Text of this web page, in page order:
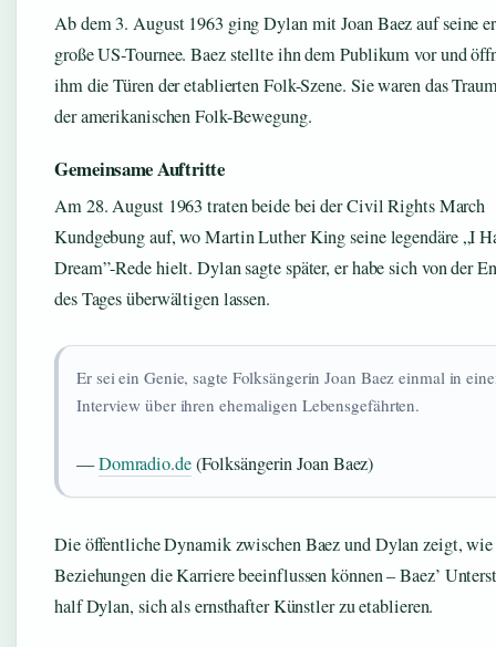
Ab dem 3. August 1963 ging Dylan mit Joan Baez auf seine
große US-Tournee. Baez stellte ihn dem Publikum vor und
ihm die Türen der etablierten Folk-Szene. Sie waren das
der amerikanischen Folk-Bewegung.
Gemeinsame Auftritte
Am 28. August 1963 traten beide bei der Civil Rights March
Kundgebung auf, wo Martin Luther King seine legendäre „I
Dream”-Rede hielt. Dylan sagte später, er habe sich von der
des Tages überwältigen lassen.
Er sei ein Genie, sagte Folksängerin Joan Baez einmal in
Interview über ihren ehemaligen Lebensgefährten.
—Domradio.de(Folksängerin Joan Baez)
Die öffentliche Dynamik zwischen Baez und Dylan zeigt, wie
Beziehungen die Karriere beeinflussen können – Baez’
half Dylan, sich als ernsthafter Künstler zu etablieren.